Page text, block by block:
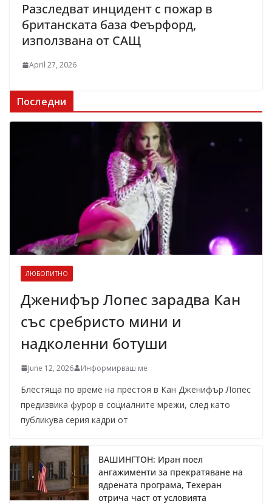
Разследват инцидент с пожар в
британската база Феърфорд,
използвана от САЩ
April 27, 2026
Последни
ЛЮБОПИТНО
Дженифър Лопес зарадва Кан
със сребристо мини и
надколенни ботуши
June 12, 2026 Информирваш ме
Блестяща по време на престоя в Кан Дженифър Лопес
предизвика фурор в социалните мрежи, след като
публикува серия кадри от
ВАШИНГТОН: Иран поел
ангажименти за прекратяване на
ядрената програма, Техеран
отрича част от условията